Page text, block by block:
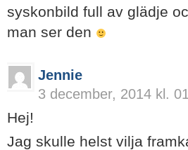
syskonbild full av glädje
man ser den
Jennie
3 december, 2014 kl.
Hej!
Jag skulle helst vilja